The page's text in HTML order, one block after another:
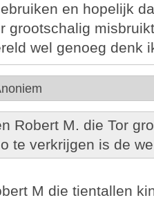
en hopelijk
grootschalig
wel genoeg denk
Robert M. die Tor
te verkrijgen is de
M die tientallen